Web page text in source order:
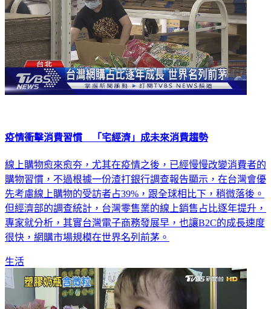
疫情衝擊消費習慣 「宅經濟」成未來消費趨勢
線上購物愈來愈夯，尤其在疫情之後，已經慢慢改變消費者的
購物習慣，不過根據一份渣打銀行調查報告顯示，在台灣會優
先考慮線上購物的受訪者占39%，跟全球相比下，稍微落後。
但經濟部的調查統計，台灣零售業的線上銷售占比逐年提升，
專家就分析，其實台灣電子商務發展早，也讓B2C的成長速度
很快，網購市場規模在世界名列前茅。
生活